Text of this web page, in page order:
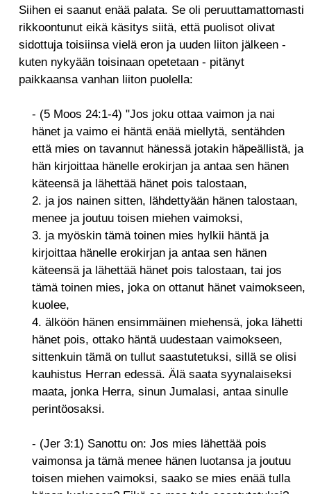
Siihen ei saanut enää palata. Se oli peruuttamattomasti
rikkoontunut eikä käsitys siitä, että puolisot olivat
sidottuja toisiinsa vielä eron ja uuden liiton jälkeen -
kuten nykyään toisinaan opetetaan - pitänyt
paikkaansa vanhan liiton puolella:
- (5 Moos 24:1-4) "Jos joku ottaa vaimon ja nai
hänet ja vaimo ei häntä enää miellytä, sentähden
että mies on tavannut hänessä jotakin häpeällistä, ja
hän kirjoittaa hänelle erokirjan ja antaa sen hänen
käteensä ja lähettää hänet pois talostaan,
2. ja jos nainen sitten, lähdettyään hänen talostaan,
menee ja joutuu toisen miehen vaimoksi,
3. ja myöskin tämä toinen mies hylkii häntä ja
kirjoittaa hänelle erokirjan ja antaa sen hänen
käteensä ja lähettää hänet pois talostaan, tai jos
tämä toinen mies, joka on ottanut hänet vaimokseen,
kuolee,
4. älköön hänen ensimmäinen miehensä, joka lähetti
hänet pois, ottako häntä uudestaan vaimokseen,
sittenkuin tämä on tullut saastutetuksi, sillä se olisi
kauhistus Herran edessä. Älä saata syynalaiseksi
maata, jonka Herra, sinun Jumalasi, antaa sinulle
perintöosaksi.
- (Jer 3:1) Sanottu on: Jos mies lähettää pois
vaimonsa ja tämä menee hänen luotansa ja joutuu
toisen miehen vaimoksi, saako se mies enää tulla